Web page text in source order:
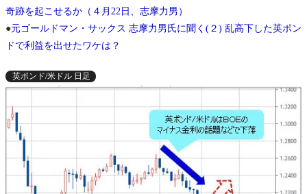
奇跡を起こせるか（４月22日、志摩力男）
●元ゴールドマン・サックス 志摩力男氏に聞く(２) 乱高下した英ポン
ドで利益を出せたワケは？
英ポンド/米ドル 日足